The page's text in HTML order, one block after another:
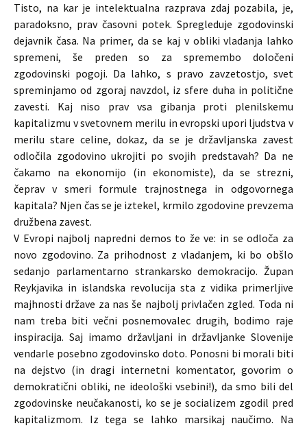
Tisto, na kar je intelektualna razprava zdaj pozabila, je,
paradoksno, prav časovni potek. Spregleduje zgodovinski
dejavnik časa. Na primer, da se kaj v obliki vladanja lahko
spremeni, še preden so za spremembo določeni
zgodovinski pogoji. Da lahko, s pravo zavzetostjo, svet
spreminjamo od zgoraj navzdol, iz sfere duha in politične
zavesti. Kaj niso prav vsa gibanja proti plenilskemu
kapitalizmu v svetovnem merilu in evropski upori ljudstva v
merilu stare celine, dokaz, da se je državljanska zavest
odločila zgodovino ukrojiti po svojih predstavah? Da ne
čakamo na ekonomijo (in ekonomiste), da se strezni,
čeprav v smeri formule trajnostnega in odgovornega
kapitala? Njen čas se je iztekel, krmilo zgodovine prevzema
družbena zavest.
V Evropi najbolj napredni demos to že ve: in se odloča za
novo zgodovino. Za prihodnost z vladanjem, ki bo obšlo
sedanjo parlamentarno strankarsko demokracijo. Župan
Reykjavika in islandska revolucija sta z vidika primerljive
majhnosti države za nas še najbolj privlačen zgled. Toda ni
nam treba biti večni posnemovalec drugih, bodimo raje
inspiracija. Saj imamo državljani in državljanke Slovenije
vendarle posebno zgodovinsko doto. Ponosni bi morali biti
na dejstvo (in dragi internetni komentator, govorim o
demokratični obliki, ne ideološki vsebini!), da smo bili del
zgodovinske neučakanosti, ko se je socializem zgodil pred
kapitalizmom. Iz tega se lahko marsikaj naučimo. Na